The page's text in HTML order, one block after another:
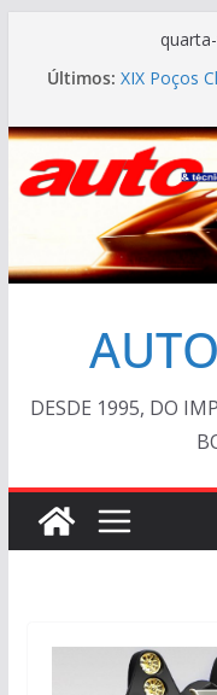
conteúdo
Últimos: XIX Poços
Cristiano
Ferrari
Em crise,
DESDE 1995, DO